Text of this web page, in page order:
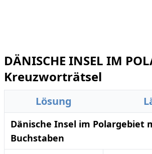
DÄNISCHE INSEL IM
Kreuzworträtsel
Lösung
Dänische Insel im Polargebiet
Buchstaben